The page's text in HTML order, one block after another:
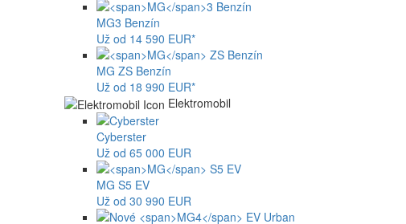
MG3 Benzín
Už od 14 590 EUR*
MG ZS Benzín
Už od 18 990 EUR*
Elektromobil
Cyberster
Už od 65 000 EUR
MG S5 EV
Už od 30 990 EUR